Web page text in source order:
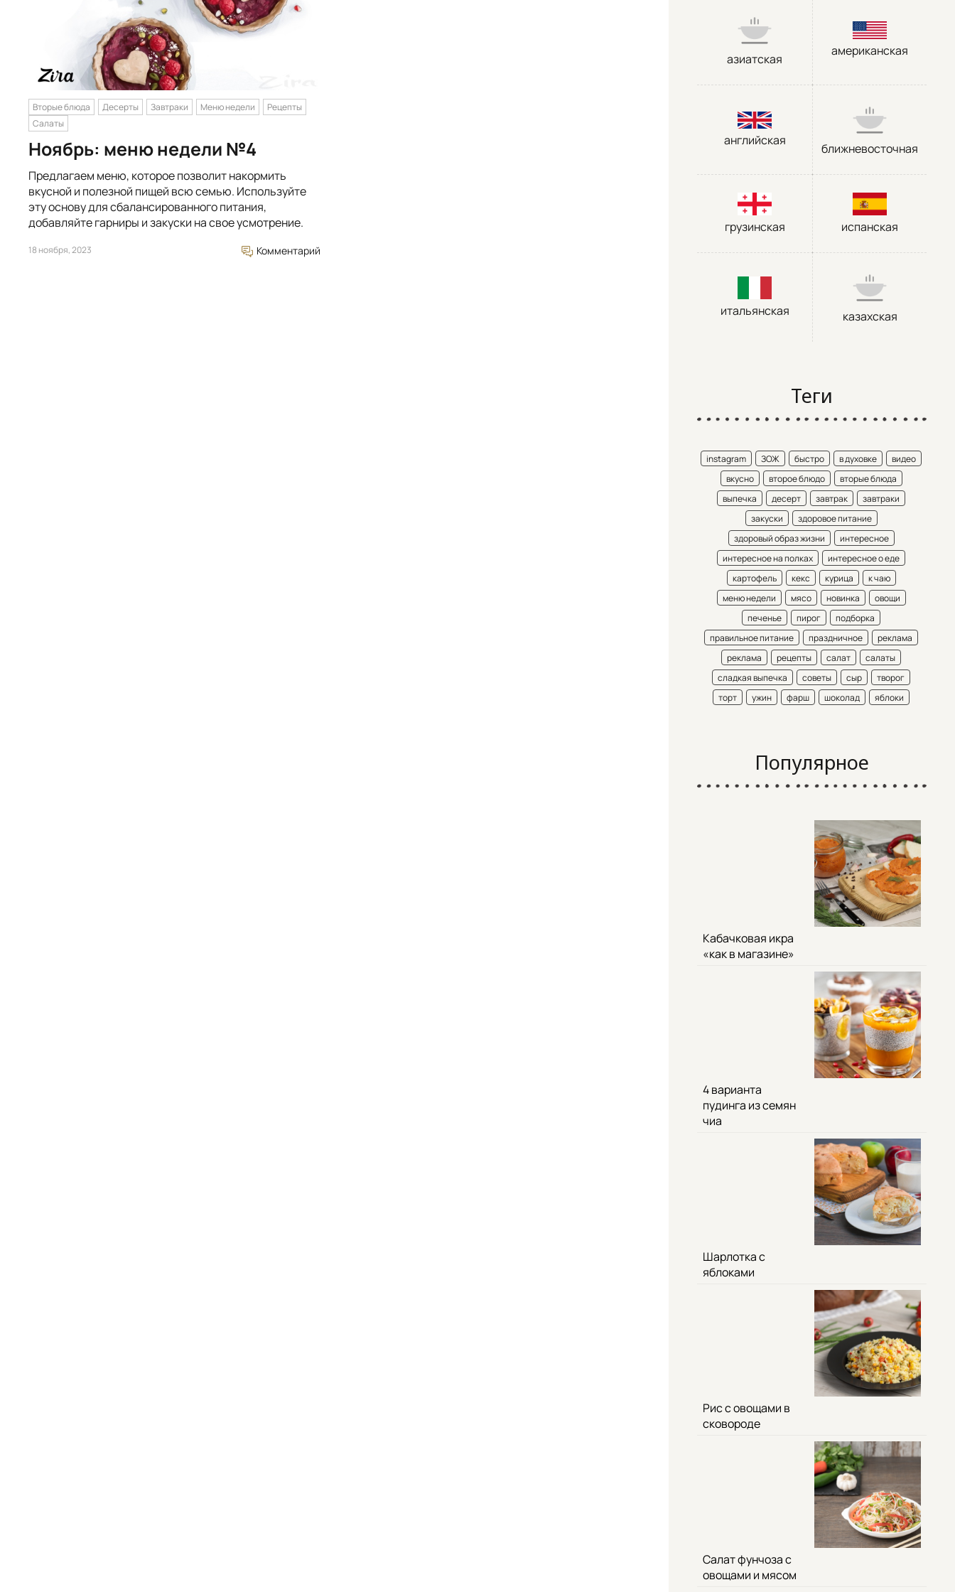
Вторые блюда Десерты Завтраки Меню недели
Рецепты
Салаты
Ноябрь: меню недели №4
Предлагаем меню, которое позволит накормить
вкусной и полезной пищей всю семью. Используйте
эту основу для сбалансированного питания,
добавляйте гарниры и закуски на свое усмотрение.
18 ноября, 2023 Комментарий
азиатская
американская
английская
ближневосточная
грузинская испанская
итальянская казахская
Теги
instagram ЗОЖ быстро в духовке
видео
вкусно
второе блюдо
вторые блюда
выпечка
десерт завтрак
завтраки
закуски
здоровое питание
здоровый образ жизни
интересное
интересное на полках
интересное о еде
картофель
кекс курица
к чаю
меню недели
мясо новинка
овощи
печенье
пирог
подборка
правильное питание
праздничное
реклама
реклама
рецепты салат
салаты
сладкая выпечка
советы сыр
творог
торт
ужин фарш шоколад яблоки
Популярное
Кабачковая икра
«как в магазине»
4 варианта
пудинга из семян
чиа
Шарлотка с
яблоками
Рис с овощами в
сковороде
Салат фунчоза с
овощами и мясом